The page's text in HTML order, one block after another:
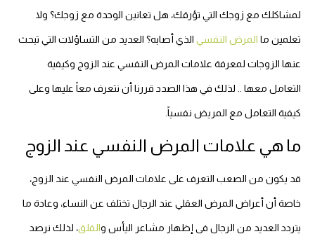
لمشاكلك مع زوجك التي تؤرقك، هل تعانين الوحدة مع زوجك؟ ولا
تعلمين ما المرض النفسي الذي أصابه؟ العديد من التساؤلات التي تبحث
عنها الزوجات لمعرفة علامات المرض النفسي عند الزوج وكيفية
التعامل معها .. لذلك في هذا الصدد قررنا أن نتعرف معاً عليها وعلى
كيفية التعامل مع المريض نفسياً.
ما هي علامات المرض النفسي عند الزوج
قد يكون من الصعب التعرف على علامات المرض النفسي عند الزوج،
خاصة أن أعراض المرض العقلي عند الرجال تختلف عن النساء، وعادة ما
يتردد العديد من الرجال في إظهار مشاعر اليأس والقلق، لذلك نرصد